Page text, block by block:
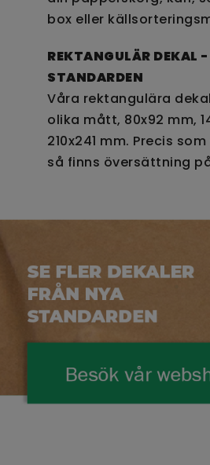
box eller
REKTANGULÄR DEKAL
STANDARDEN
Våra rektangulära
olika mått, 80x92 mm,
210x241 mm. Precis
så finns översättning